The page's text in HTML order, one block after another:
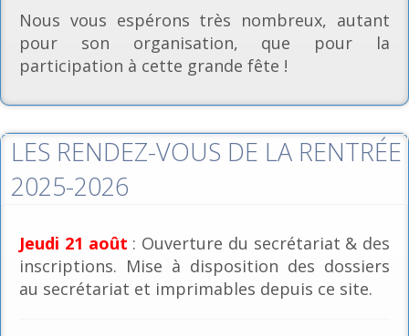
Nous vous espérons très nombreux, autant
pour son organisation, que pour la
participation à cette grande fête !
LES RENDEZ-VOUS DE LA RENTRÉE
2025-2026
Jeudi 21 août : Ouverture du secrétariat & des
inscriptions. Mise à disposition des dossiers
au secrétariat et imprimables depuis ce site.